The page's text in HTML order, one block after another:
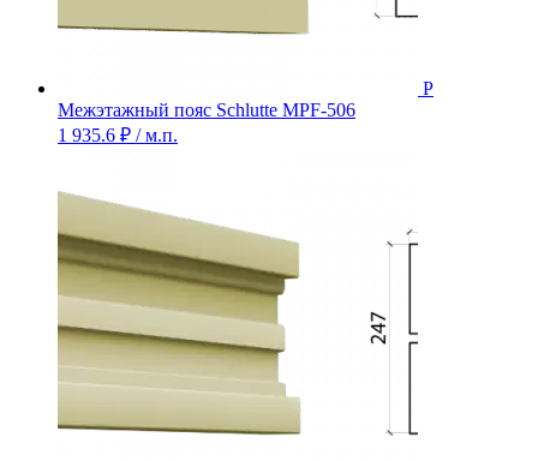
Межэтажный пояс Schlutte MPF-506
1 935.6 ₽ / м.п.